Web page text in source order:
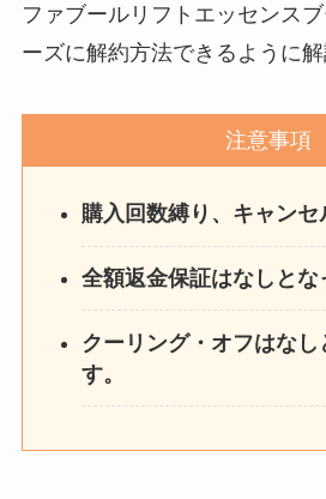
ファブールリフトエッセンス
ーズに解約方法できるように解
注意事項
購入回数縛り、キャンセ
全額返金保証はなしとな
クーリング・オフはなし
す。